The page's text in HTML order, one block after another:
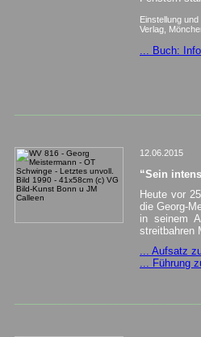
Einstellung
Verlag,
... Buch:
12.06.2015
“Sein
Heute vor
die Georg-
in seinem
streitbahren
... Aufsatz
... Führung